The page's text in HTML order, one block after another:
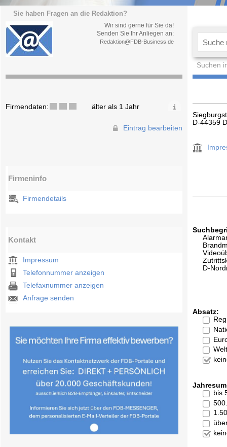
Sie haben Fragen an die Redaktion?
Wir sind gerne für Sie da!
Senden Sie Ihr Anliegen an:
Redaktion@FDB-Business.de
Suchen
Firmendaten: älter als 1 Jahr
Eintrag bearbeiten
Firmeninfo
Firmendetails
Kontakt
Impressum
Telefonnummer anzeigen
Telefaxnummer anzeigen
Anfrage senden
D-44359
D-
Absatz:
bis